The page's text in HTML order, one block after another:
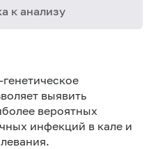
к анализу
выявить
вероятных
инфекций в кале и